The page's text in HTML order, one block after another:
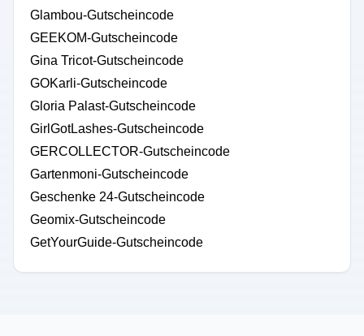
Glambou-Gutscheincode
GEEKOM-Gutscheincode
Gina Tricot-Gutscheincode
GOKarli-Gutscheincode
Gloria Palast-Gutscheincode
GirlGotLashes-Gutscheincode
GERCOLLECTOR-Gutscheincode
Gartenmoni-Gutscheincode
Geschenke 24-Gutscheincode
Geomix-Gutscheincode
GetYourGuide-Gutscheincode